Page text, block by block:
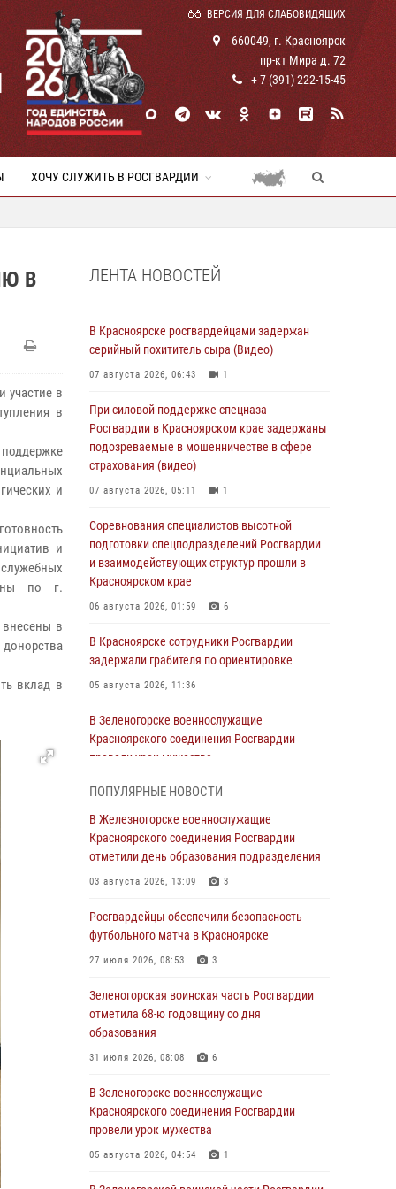
ВЕРСИЯ ДЛЯ СЛАБОВИДЯЩИХ
660049, г. Красноярск
пр-кт Мира д. 72
+ 7 (391) 222-15-45
ХОЧУ СЛУЖИТЬ В РОСГВАРДИИ
В
участие в
в
и
и
по г.
внесены в
вклад в
ЛЕНТА НОВОСТЕЙ
В Красноярске росгвардейцами задержан
серийный похититель сыра (Видео)
07 августа 2026, 06:43 1
При силовой поддержке спецназа
Росгвардии в Красноярском крае задержаны
подозреваемые в мошенничестве в сфере
страхования (видео)
07 августа 2026, 05:11 1
Соревнования специалистов высотной
подготовки спецподразделений Росгвардии
и взаимодействующих структур прошли в
Красноярском крае
06 августа 2026, 01:59 6
В Красноярске сотрудники Росгвардии
задержали грабителя по ориентировке
05 августа 2026, 11:36
В Зеленогорске военнослужащие
Красноярского соединения Росгвардии
провели урок мужества
В Красноярске взрывотехники
спецподразделения Росгвардии уничтожили
артиллерийский снаряд
05 августа 2026, 04:52 1
В Красноярске сотрудники
вневедомственной охраны Росгвардии
задержали подозреваемого в серии краж из
04 августа 2026, 09:57
Сотрудники Росгвардии обеспечили
общественный порядок во время
Дудинке
04 августа 2026, 08:36 1
В Красноярске сотрудники Росгвардии
супермаркета
ПОПУЛЯРНЫЕ НОВОСТИ
В Железногорске военнослужащие
Красноярского соединения Росгвардии
отметили день образования подразделения
03 августа 2026, 13:09 3
Росгвардейцы обеспечили безопасность
футбольного матча в Красноярске
27 июля 2026, 08:53 3
Зеленогорская воинская часть Росгвардии
отметила 68-ю годовщину со дня
образования
31 июля 2026, 08:08 6
В Зеленогорске военнослужащие
Красноярского соединения Росгвардии
провели урок мужества
05 августа 2026, 04:54 1